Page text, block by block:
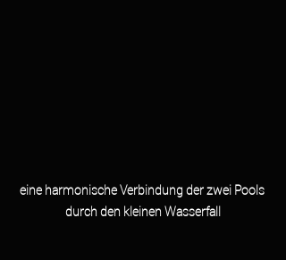
eine harmonische Verbindung der zwei Pools
durch den kleinen Wasserfall